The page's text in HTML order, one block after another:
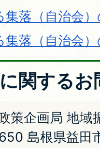
落（自治会
落（自治会
関する
策企画局 地域
島根県益田